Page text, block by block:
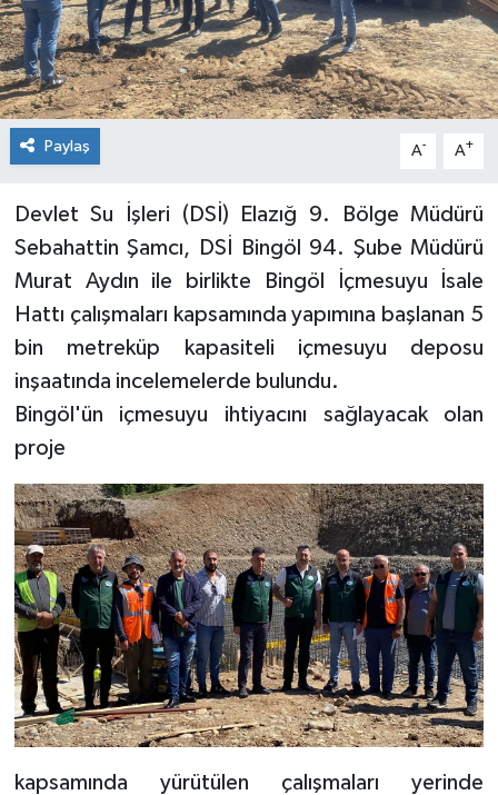
Paylaş A- A+
Devlet Su İşleri (DSİ) Elazığ 9. Bölge Müdürü
Sebahattin Şamcı, DSİ Bingöl 94. Şube Müdürü
Murat Aydın ile birlikte Bingöl İçmesuyu İsale
Hattı çalışmaları kapsamında yapımına başlanan 5
bin metreküp kapasiteli içmesuyu deposu
inşaatında incelemelerde bulundu.
Bingöl'ün içmesuyu ihtiyacını sağlayacak olan
proje
kapsamında yürütülen çalışmaları yerinde
SAĞLIK
SİYASET
SOLHAN
YAYLADERE
YEDİSU